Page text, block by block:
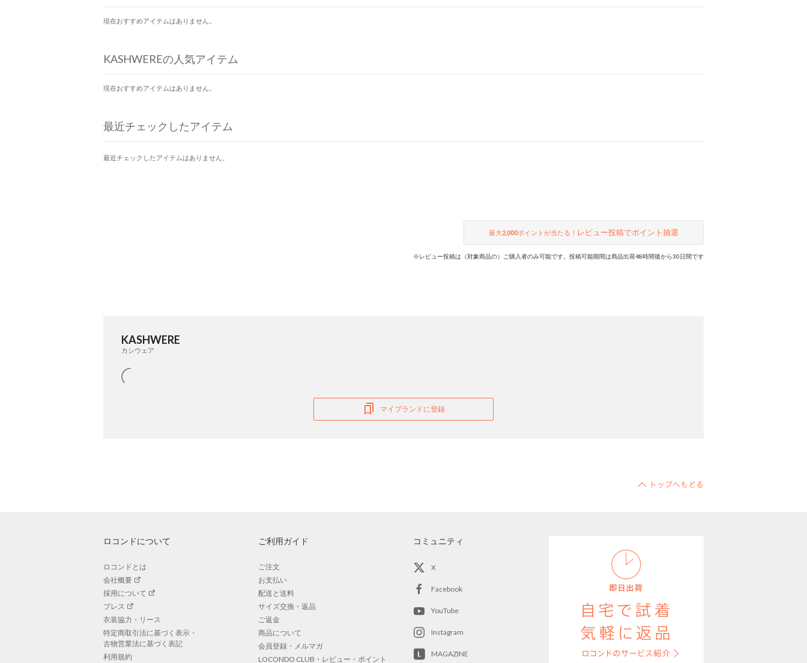
現在おすすめアイテムはありません。
KASHWEREの人気アイテム
現在おすすめアイテムはありません。
最近チェックしたアイテム
最近チェックしたアイテムはありません。
最大2,000ポイントが当たる！ レビュー投稿でポイント抽選
※レビュー投稿は（対象商品の）ご購入者のみ可能です。投稿可能期間は商品出荷48時間後から30日間です
KASHWERE
カシウェア
マイブランドに登録
ロコンドについて
ロコンドとは
会社概要
採用について
プレス
衣装協力・リース
特定商取引法に基づく表示・
古物営業法に基づく表記
利用規約
ご利用ガイド
ご注文
お支払い
配送と送料
サイズ交換・返品
ご返金
商品について
会員登録・メルマガ
LOCONDO CLUB・レビュー・ポイント
コミュニティ
X
Facebook
YouTube
Instagram
MAGAZINE